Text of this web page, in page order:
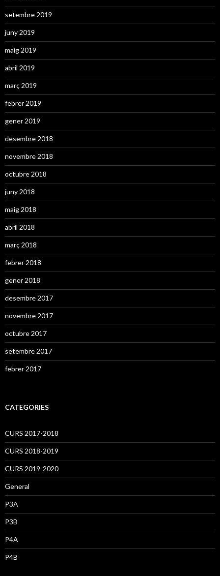
setembre 2019
juny 2019
maig 2019
abril 2019
març 2019
febrer 2019
gener 2019
desembre 2018
novembre 2018
octubre 2018
juny 2018
maig 2018
abril 2018
març 2018
febrer 2018
gener 2018
desembre 2017
novembre 2017
octubre 2017
setembre 2017
febrer 2017
CATEGORIES
CURS 2017-2018
CURS 2018-2019
CURS 2019-2020
General
P3A
P3B
P4A
P4B